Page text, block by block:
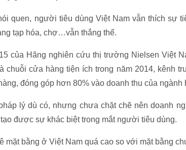
quen, người tiêu dùng Việt Nam vẫn thích sự
tạp hóa, chợ…vẫn thắng thế.
của Hãng nghiên cứu thị trường Nielsen Việt
chuỗi cửa hàng tiện ích trong năm 2014, kênh
đóng góp hơn 80% vào doanh thu của ngành
lý dù có, nhưng chưa chặt chẽ nên doanh
được sự khác biệt trong mắt người tiêu dùng.
mặt bằng ở Việt Nam quá cao so với mặt bằng